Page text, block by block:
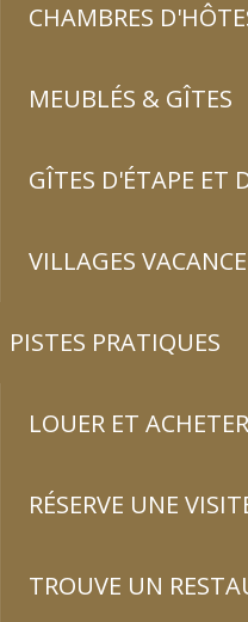
CHAMBRES
MEUBLÉS & GÎTES
GÎTES D'ÉTAPE ET
VILLAGES
PISTES PRATIQUES
LOUER ET
RÉSERVE UNE
TROUVE UN
Luz-Saint-Sauveur
30
!
QUALITÉ
- EMPLOI
!
?